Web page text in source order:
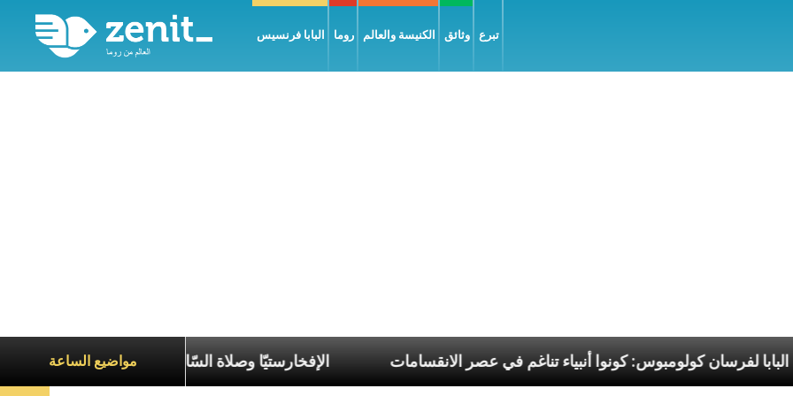
البابا فرنسيس روما الكنيسة والعالم وثائق تبرع
مواضيع الساعة
الإفخارستيّا وصلاة السّاعات، في البابا لفرسان كولومبوس: كونوا أنبياء تناغم في عصر الانقسامات